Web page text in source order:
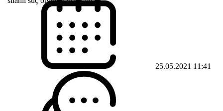
25.05.2021 11:41